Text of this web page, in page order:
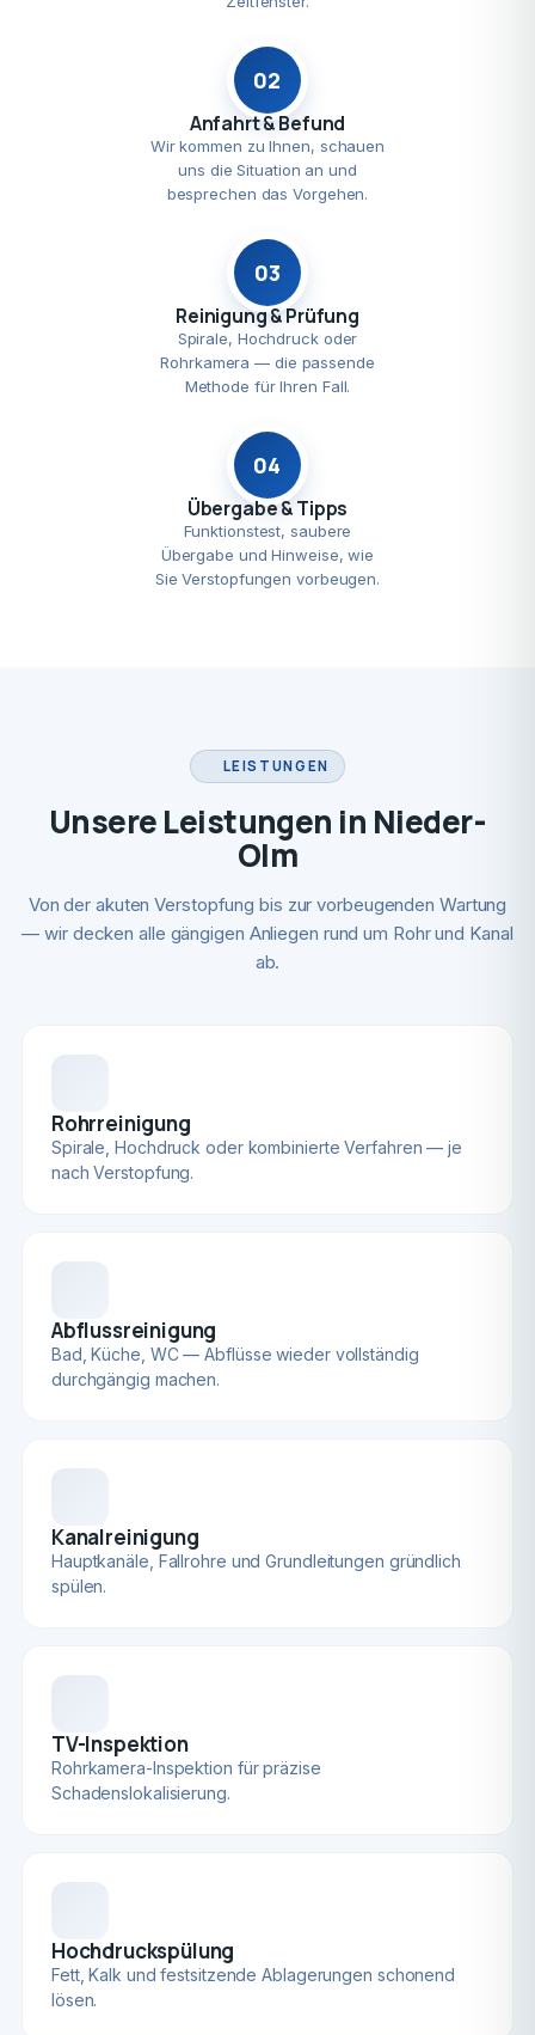
02
Anfahrt & Befund
Wir kommen zu Ihnen, schauen
uns die Situation an und
besprechen das Vorgehen.
03
Reinigung & Prüfung
Spirale, Hochdruck oder
Rohrkamera — die passende
Methode für Ihren Fall.
04
Übergabe & Tipps
Funktionstest, saubere
Übergabe und Hinweise, wie
Sie Verstopfungen vorbeugen.
LEISTUNGEN
Unsere Leistungen in Nieder-
Olm
Von der akuten Verstopfung bis zur vorbeugenden Wartung
— wir decken alle gängigen Anliegen rund um Rohr und Kanal
ab.
Rohrreinigung
Spirale, Hochdruck oder kombinierte Verfahren — je
nach Verstopfung.
Abflussreinigung
Bad, Küche, WC — Abflüsse wieder vollständig
durchgängig machen.
Kanalreinigung
Hauptkanäle, Fallrohre und Grundleitungen gründlich
spülen.
TV-Inspektion
Rohrkamera-Inspektion für präzise
Schadenslokalisierung.
Hochdruckspülung
Fett, Kalk und festsitzende Ablagerungen schonend
lösen.